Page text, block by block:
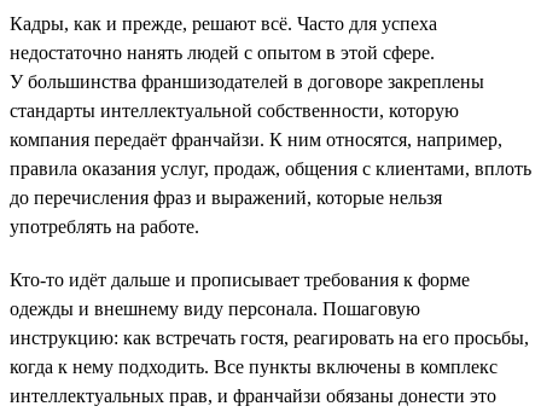
Кадры, как и прежде, решают всё. Часто для успеха
недостаточно нанять людей с опытом в этой сфере.
У большинства франшизодателей в договоре закреплены
стандарты интеллектуальной собственности, которую
компания передаёт франчайзи. К ним относятся, например,
правила оказания услуг, продаж, общения с клиентами, вплоть
до перечисления фраз и выражений, которые нельзя
употреблять на работе.
Кто-то идёт дальше и прописывает требования к форме
одежды и внешнему виду персонала. Пошаговую
инструкцию: как встречать гостя, реагировать на его просьбы,
когда к нему подходить. Все пункты включены в комплекс
интеллектуальных прав, и франчайзи обязаны донести это